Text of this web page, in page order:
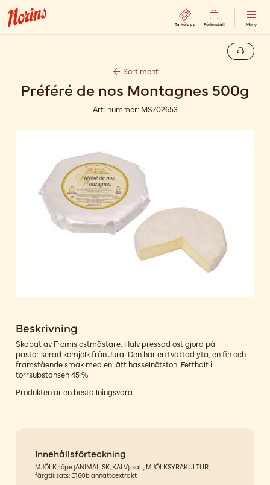
Ta kölapp Förbeställ Meny
Sortiment
Préféré de nos Montagnes 500g
Art. nummer: MS702653
Beskrivning
Skapat av Fromis ostmästare. Halv pressad ost gjord på
pastöriserad komjölk från Jura. Den har en tvättad yta, en fin och
framstående smak med en lätt hasselnötston. Fetthalt i
torrsubstansen 45 %
Produkten är en beställningsvara.
Innehållsförteckning
MJÖLK, löpe (ANIMALISK, KALV), salt, MJÖLKSYRAKULTUR,
färgtillsats: E160b annattoextrakt